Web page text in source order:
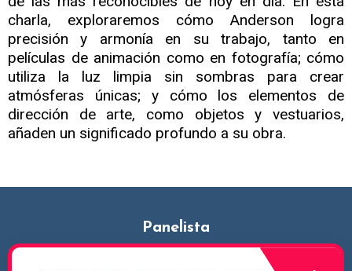
charla, exploraremos cómo Anderson logra
precisión y armonía en su trabajo, tanto en
películas de animación como en fotografía; cómo
utiliza la luz limpia sin sombras para crear
atmósferas únicas; y cómo los elementos de
dirección de arte, como objetos y vestuarios,
añaden un significado profundo a su obra.
Panelista